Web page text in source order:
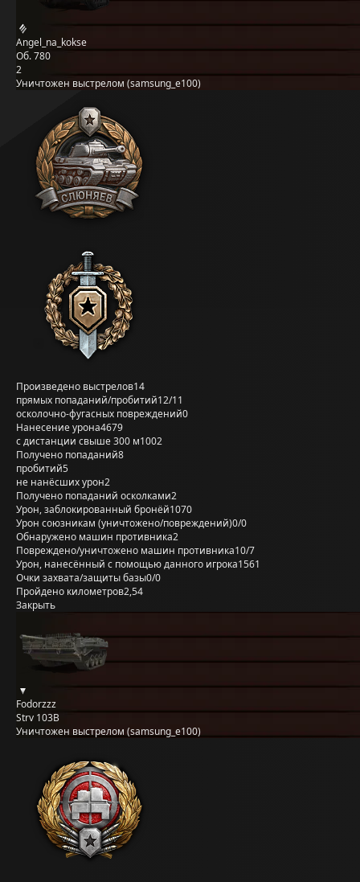
Angel_na_kokse
Об. 780
2
Уничтожен выстрелом (samsung_e100)
Произведено выстрелов14
прямых попаданий/пробитий12/11
осколочно-фугасных повреждений0
Нанесение урона4679
с дистанции свыше 300 м1002
Получено попаданий8
пробитий5
не нанёсших урон2
Получено попаданий осколками2
Урон, заблокированный бронёй1070
Урон союзникам (уничтожено/повреждений)0/0
Обнаружено машин противника2
Повреждено/уничтожено машин противника10/7
Урон, нанесённый с помощью данного игрока1561
Очки захвата/защиты базы0/0
Пройдено километров2,54
Закрыть
Fodorzzz
Strv 103B
Уничтожен выстрелом (samsung_e100)